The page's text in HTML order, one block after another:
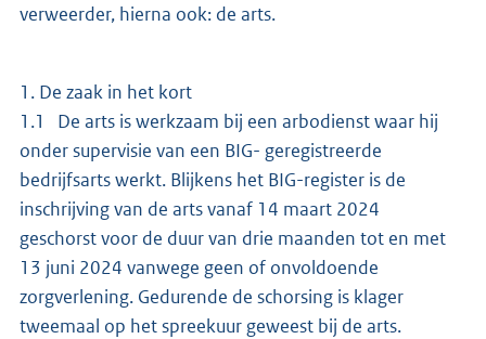
verweerder, hierna ook: de arts.
1. De zaak in het kort
1.1 De arts is werkzaam bij een arbodienst waar hij
onder supervisie van een BIG- geregistreerde
bedrijfsarts werkt. Blijkens het BIG-register is de
inschrijving van de arts vanaf 14 maart 2024
geschorst voor de duur van drie maanden tot en met
13 juni 2024 vanwege geen of onvoldoende
zorgverlening. Gedurende de schorsing is klager
tweemaal op het spreekuur geweest bij de arts.